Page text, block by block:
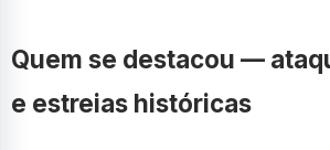
Quem se destacou —
e estreias históricas